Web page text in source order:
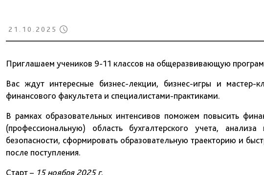
21.10.2025
Приглашаем учеников 9-11 классов на общеразвивающую
Вас ждут интересные бизнес-лекции, бизнес-игры и мастер-
финансового факультета и специалистами-практиками.
В рамках образовательных интенсивов поможем повысить
(профессиональную) область бухгалтерского учета,
безопасности, сформировать образовательную траекторию и
после поступления.
Старт – 15 ноября 2025 г.